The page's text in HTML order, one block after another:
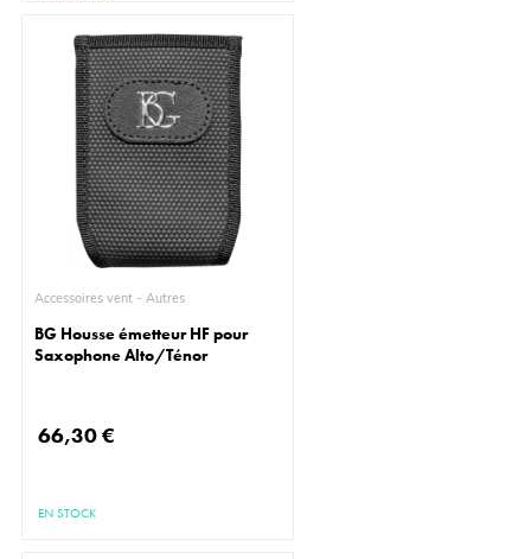
Accessoires vent - Autres
BG Housse émetteur HF pour
Saxophone Alto/Ténor
66,30 €
EN STOCK